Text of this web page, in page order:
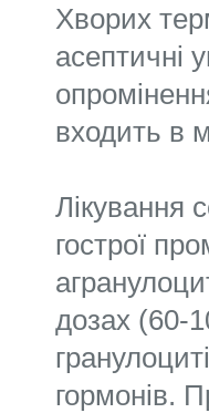
Хворих
асептичні
входить в
Лікування
гострої
дозах (60-
гормонів.